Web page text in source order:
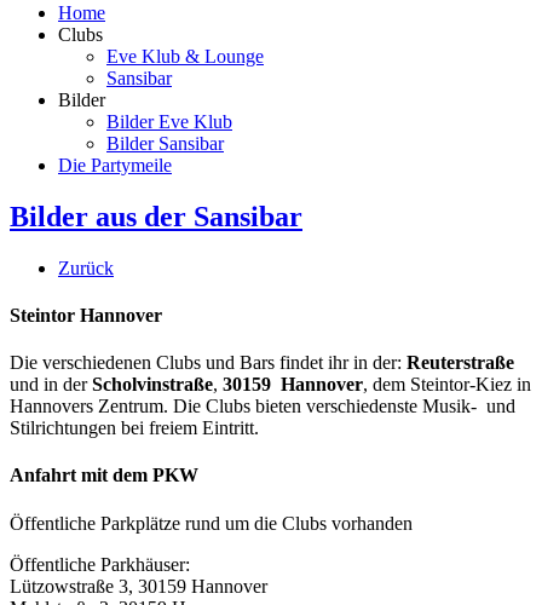
Home
Clubs
Eve Klub & Lounge
Sansibar
Bilder
Bilder Eve Klub
Bilder Sansibar
Die Partymeile
Bilder aus der Sansibar
Zurück
Steintor Hannover
Die verschiedenen Clubs und Bars findet ihr in der: Reuterstraße
und in derScholvinstraße, 30159 Hannover, dem Steintor-Kiez in
Hannovers Zentrum. Die Clubs bieten verschiedenste Musik- und
Stilrichtungen bei freiem Eintritt.
Anfahrt mit dem PKW
Öffentliche Parkplätze rund um die Clubs vorhanden
Öffentliche Parkhäuser:
Lützowstraße 3, 30159 Hannover